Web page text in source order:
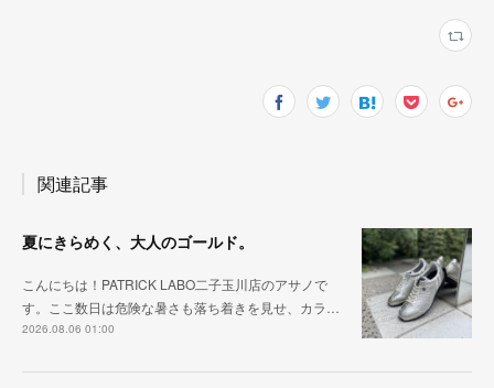
関連記事
夏にきらめく、大人のゴールド。
こんにちは！PATRICK LABO二子玉川店のアサノで
す。ここ数日は危険な暑さも落ち着きを見せ、カラ…
2026.08.06 01:00